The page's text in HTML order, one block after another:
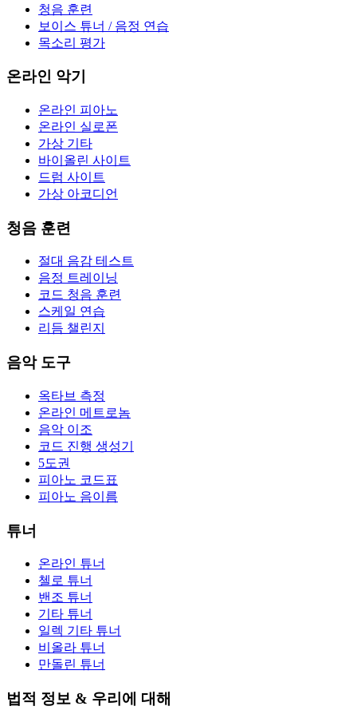
청음 훈련
보이스 튜너 / 음정 연습
목소리 평가
온라인 악기
온라인 피아노
온라인 실로폰
가상 기타
바이올린 사이트
드럼 사이트
가상 아코디언
청음 훈련
절대 음감 테스트
음정 트레이닝
코드 청음 훈련
스케일 연습
리듬 챌린지
음악 도구
옥타브 측정
온라인 메트로놈
음악 이조
코드 진행 생성기
5도권
피아노 코드표
피아노 음이름
튜너
온라인 튜너
첼로 튜너
밴조 튜너
기타 튜너
일렉 기타 튜너
비올라 튜너
만돌린 튜너
법적 정보 & 우리에 대해